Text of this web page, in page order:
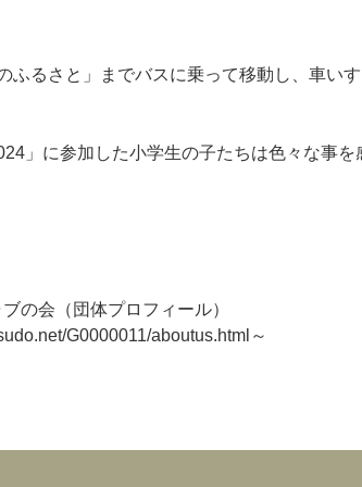
ふるさと」までバスに乗って移動し、車い
」に参加した小学生の子たちは色々な事を
の会（団体プロフィール）
G0000011/aboutus.html～